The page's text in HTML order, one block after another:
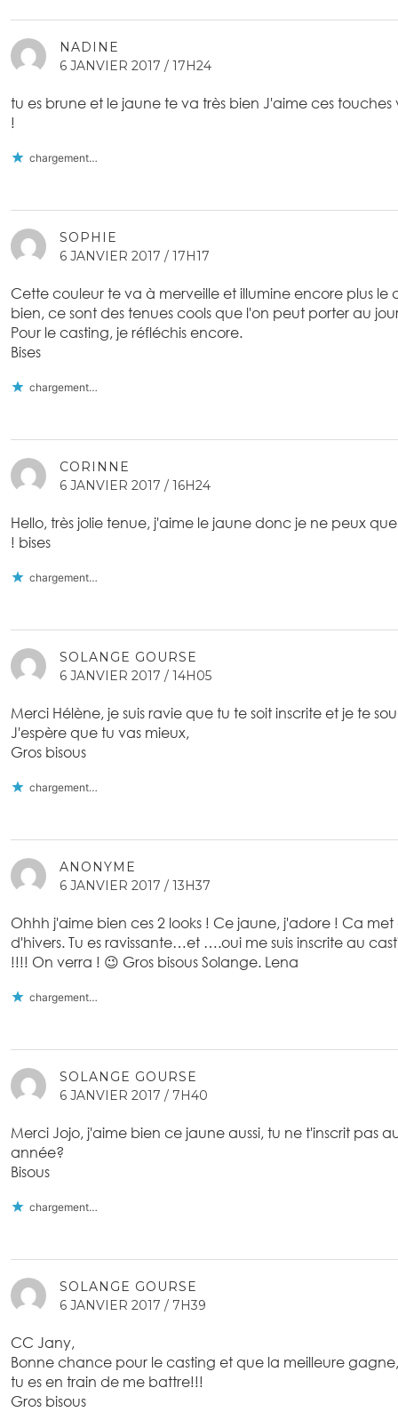
NADINE
6 JANVIER 2017 / 17H24
tu es brune et le jaune te va très bien J'aime ces
!
chargement…
SOPHIE
6 JANVIER 2017 / 17H17
Cette couleur te va à merveille et illumine encore plus le
bien, ce sont des tenues cools que l'on peut porter au
Pour le casting, je réfléchis encore.
Bises
chargement…
CORINNE
6 JANVIER 2017 / 16H24
Hello, très jolie tenue, j'aime le jaune donc je ne peux
! bises
chargement…
SOLANGE GOURSE
6 JANVIER 2017 / 14H05
Merci Hélène, je suis ravie que tu te soit inscrite et je te
J'espère que tu vas mieux,
Gros bisous
chargement…
ANONYME
6 JANVIER 2017 / 13H37
Ohhh j'aime bien ces 2 looks ! Ce jaune, j'adore ! Ca
d'hivers. Tu es ravissante…et ….oui me suis inscrite au
!!!! On verra ! 😉 Gros bisous Solange. Lena
chargement…
SOLANGE GOURSE
6 JANVIER 2017 / 7H40
Merci Jojo, j'aime bien ce jaune aussi, tu ne t'inscrit pas
année?
Bisous
chargement…
SOLANGE GOURSE
6 JANVIER 2017 / 7H39
CC Jany,
Bonne chance pour le casting et que la meilleure
tu es en train de me battre!!!
Gros bisous